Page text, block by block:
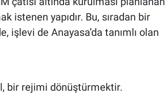
istenen yapıdır. Bu, sıradan bir
işlevi de Anayasa’da tanımlı olan
bir rejimi dönüştürmektir.